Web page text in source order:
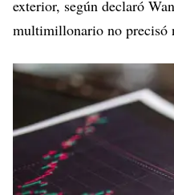
exterior, según declaró
multimillonario no precisó